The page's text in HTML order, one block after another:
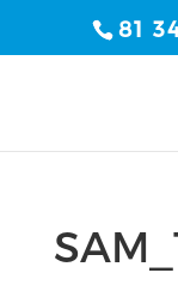
81